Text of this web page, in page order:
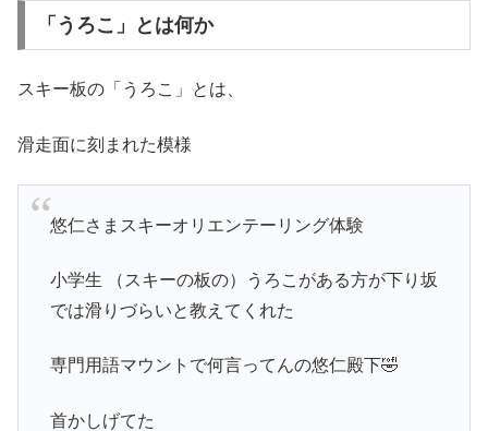
「うろこ」とは何か
スキー板の「うろこ」とは、
滑走面に刻まれた模様
悠仁さまスキーオリエンテーリング体験
小学生 （スキーの板の）うろこがある方が下り坂
では滑りづらいと教えてくれた
専門用語マウントで何言ってんの悠仁殿下🤣
首かしげてた